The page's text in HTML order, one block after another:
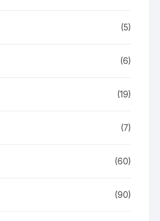
(5)
(6)
(19)
(7)
(60)
(90)